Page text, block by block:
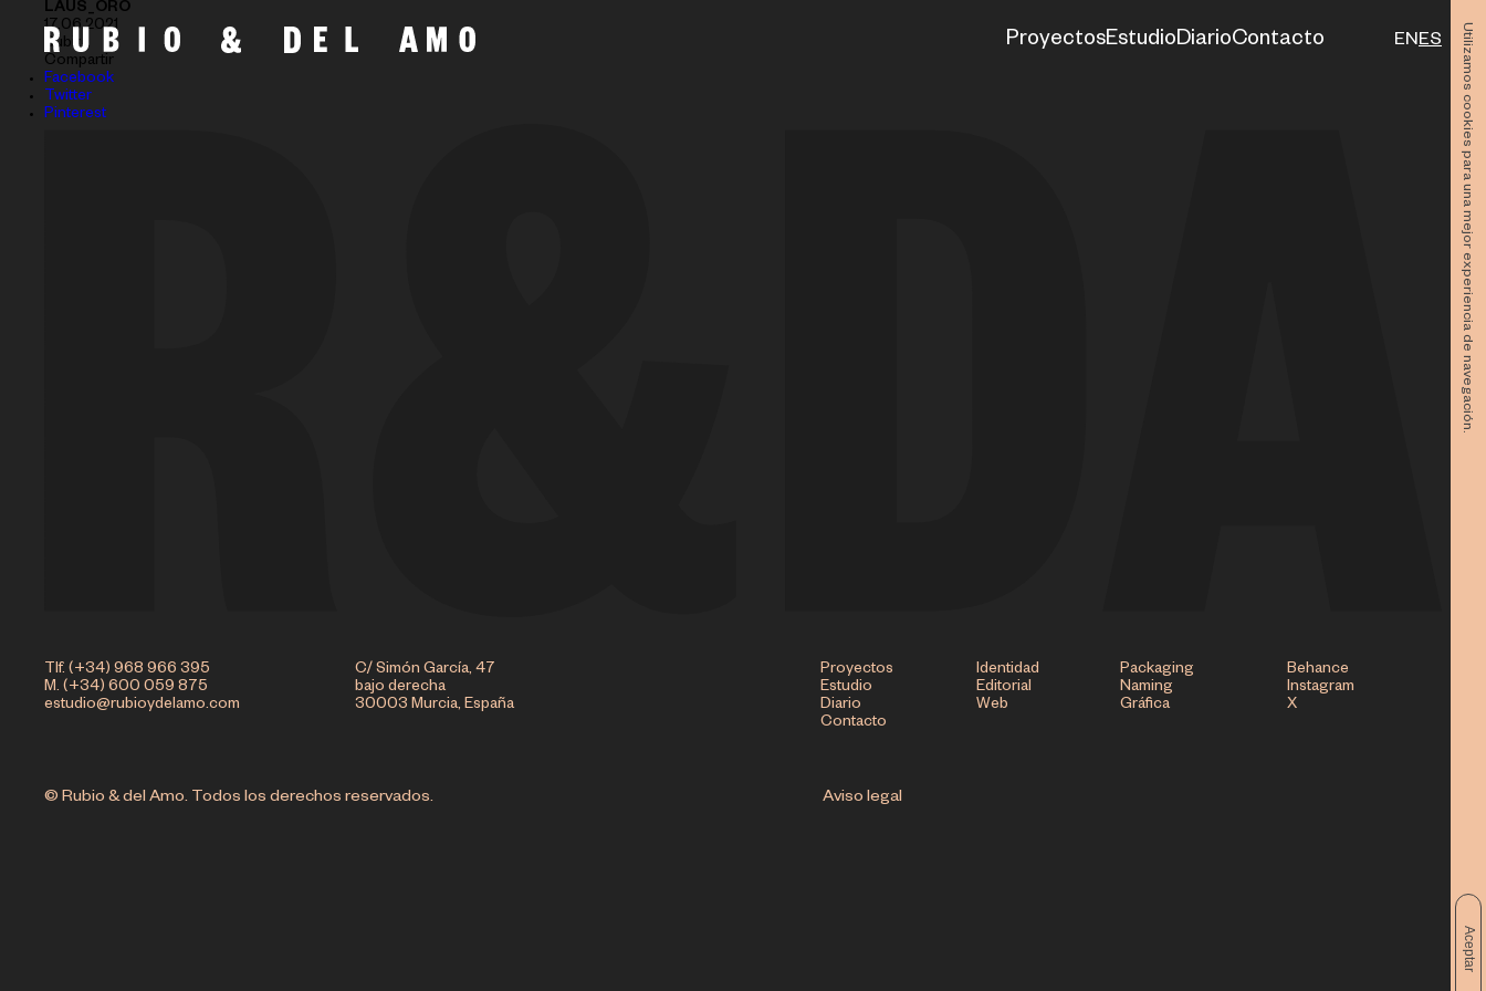
Utilizamos cookies para una mejor experiencia de navegación.
Aceptar
ProyectosEstudioDiarioContacto ENES
LAUS_ORO
17.06.2021
Subir
Compartir
Facebook
Twitter
Pinterest
Tlf. (+34) 968 966 395
M. (+34) 600 059 875
estudio@rubioydelamo.com
C/ Simón García, 47
bajo derecha
30003 Murcia, España
Proyectos
Estudio
Diario
Contacto
Identidad
Packaging
Editorial
Naming
Web
Gráfica
Behance
Instagram
X
© Rubio & del Amo. Todos los derechos reservados. Aviso legal